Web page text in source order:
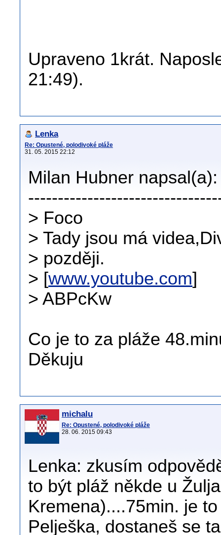
Upraveno 1krát.
21:49).
Lenka
Re: Opustené, polodivoké pláže
31. 05. 2015 22:12
Milan Hubner napsal(a):
> Foco
> Tady jsou má
> později.
> [www.youtube.com]
> ABPcKw
Co je to za pláže
Děkuju
michalu
Re: Opustené, polodivoké pláže
28. 06. 2015 09:43
Lenka: zkusím
to být pláž někde u
Kremena)....75min. je
Pelješka, dostaneš se